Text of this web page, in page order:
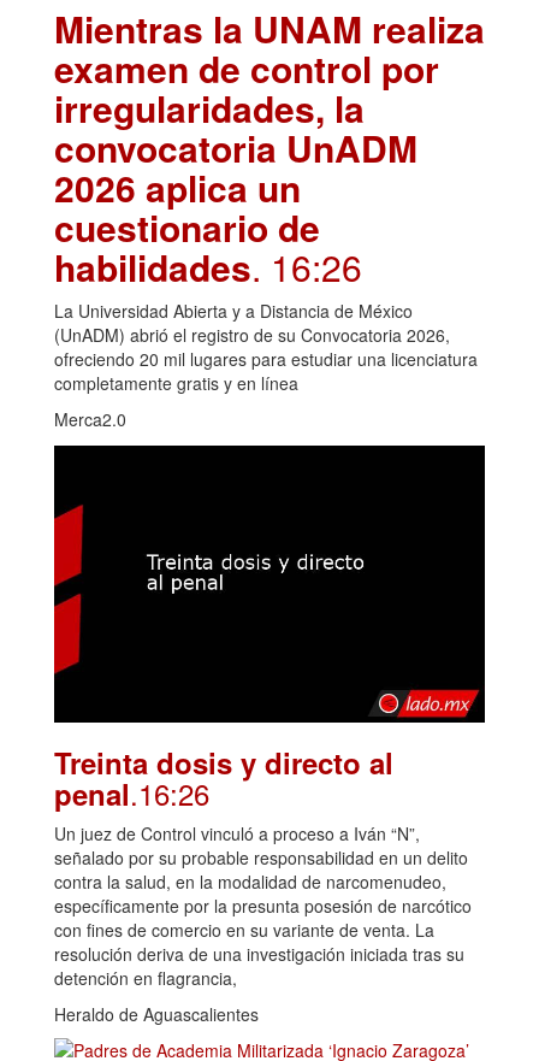
Mientras la UNAM realiza
examen de control por
irregularidades, la
convocatoria UnADM
2026 aplica un
cuestionario de
habilidades. 16:26
La Universidad Abierta y a Distancia de México
(UnADM) abrió el registro de su Convocatoria 2026,
ofreciendo 20 mil lugares para estudiar una licenciatura
completamente gratis y en línea
Merca2.0
Treinta dosis y directo al
penal.16:26
Un juez de Control vinculó a proceso a Iván “N”,
señalado por su probable responsabilidad en un delito
contra la salud, en la modalidad de narcomenudeo,
específicamente por la presunta posesión de narcótico
con fines de comercio en su variante de venta. La
resolución deriva de una investigación iniciada tras su
detención en flagrancia,
Heraldo de Aguascalientes